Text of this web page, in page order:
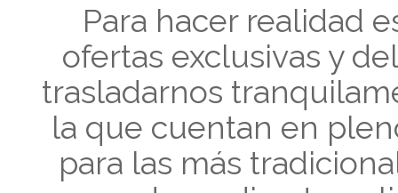
Para hacer realidad
ofertas exclusivas y
trasladarnos
la que cuentan en
para las más